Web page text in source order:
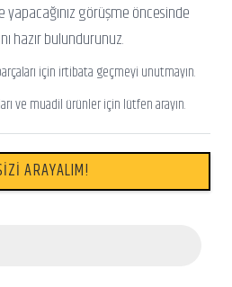
görüşme öncesinde
hazır bulundurunuz.
için irtibata geçmeyi unutmayın.
ve muadil ürünler için lütfen arayın.
ARAYALIM!